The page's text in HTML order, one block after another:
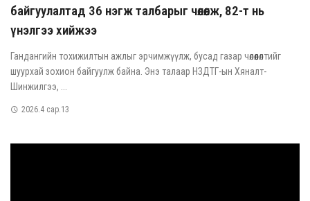
байгуулалтад 36 нэгж талбарыг чөлөөлж, 82-т нь
үнэлгээ хийжээ
Гандангийн тохижилтын ажлыг эрчимжүүлж, бусад газар чөлөөлөлтийг
шуурхай зохион байгуулж байна. Энэ талаар НЗДТГ-ын Хяналт-
Шинжилгээ, ...
2026.4 сар.13